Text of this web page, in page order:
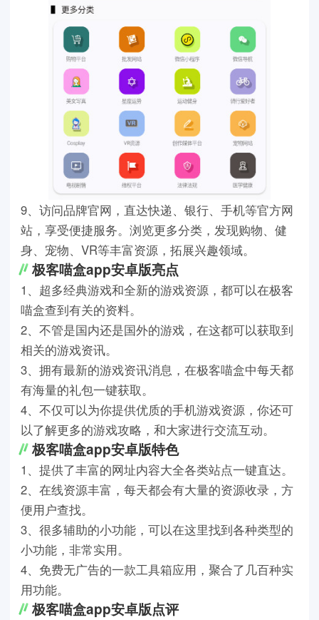
9、访问品牌官网，直达快递、银行、手机等官方网
站，享受便捷服务。浏览更多分类，发现购物、健
身、宠物、VR等丰富资源，拓展兴趣领域。
极客喵盒app安卓版亮点
1、超多经典游戏和全新的游戏资源，都可以在极客
喵盒查到有关的资料。
2、不管是国内还是国外的游戏，在这都可以获取到
相关的游戏资讯。
3、拥有最新的游戏资讯消息，在极客喵盒中每天都
有海量的礼包一键获取。
4、不仅可以为你提供优质的手机游戏资源，你还可
以了解更多的游戏攻略，和大家进行交流互动。
极客喵盒app安卓版特色
1、提供了丰富的网址内容大全各类站点一键直达。
2、在线资源丰富，每天都会有大量的资源收录，方
便用户查找。
3、很多辅助的小功能，可以在这里找到各种类型的
小功能，非常实用。
4、免费无广告的一款工具箱应用，聚合了几百种实
用功能。
极客喵盒app安卓版点评